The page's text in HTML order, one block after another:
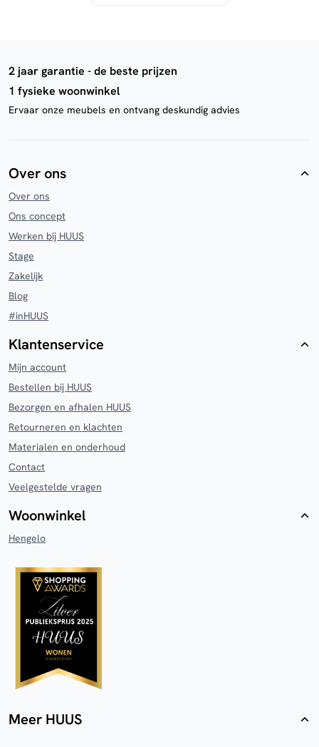
2 jaar garantie - de beste prijzen
1 fysieke woonwinkel
Ervaar onze meubels en ontvang deskundig advies
Over ons
Over ons
Ons concept
Werken bij HUUS
Stage
Zakelijk
Blog
#inHUUS
Klantenservice
Mijn account
Bestellen bij HUUS
Bezorgen en afhalen HUUS
Retourneren en klachten
Materialen en onderhoud
Contact
Veelgestelde vragen
Woonwinkel
Hengelo
Meer HUUS